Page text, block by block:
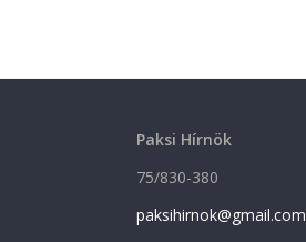
Paksi Hírnök
75/830-380
paksihirnok@gmail.com